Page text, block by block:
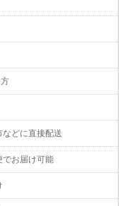
どに直接配送
でお届け可能